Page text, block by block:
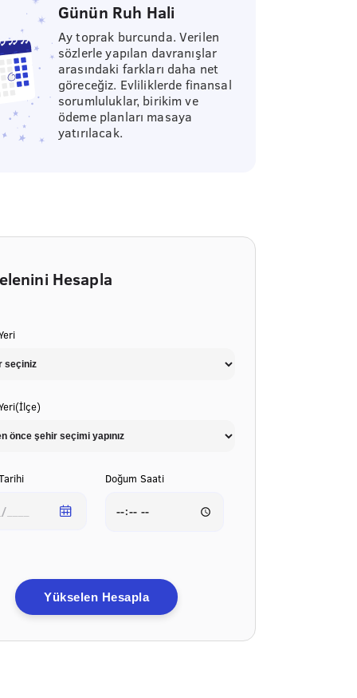
Günün Ruh Hali
Ay toprak burcunda. Verilen
sözlerle yapılan davranışlar
arasındaki farkları daha net
göreceğiz. Evliliklerde finansal
sorumluluklar, birikim ve
ödeme planları masaya
yatırılacak.
Hesapla
Doğum Saati
Yükselen Hesapla